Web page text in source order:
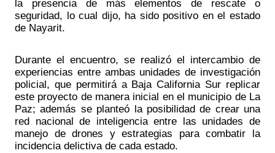
la presencia de más elementos de rescate o
seguridad, lo cual dijo, ha sido positivo en el estado
de Nayarit.
Durante el encuentro, se realizó el intercambio de
experiencias entre ambas unidades de investigación
policial, que permitirá a Baja California Sur replicar
este proyecto de manera inicial en el municipio de La
Paz; además se planteó la posibilidad de crear una
red nacional de inteligencia entre las unidades de
manejo de drones y estrategias para combatir la
incidencia delictiva de cada estado.